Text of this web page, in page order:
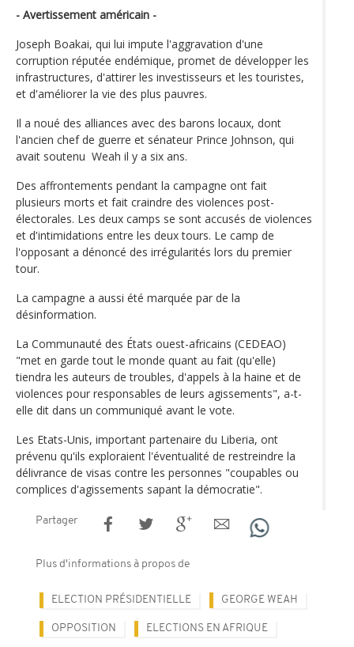
- Avertissement américain -
Joseph Boakai, qui lui impute l'aggravation d'une
corruption réputée endémique, promet de développer les
infrastructures, d'attirer les investisseurs et les touristes,
et d'améliorer la vie des plus pauvres.
Il a noué des alliances avec des barons locaux, dont
l'ancien chef de guerre et sénateur Prince Johnson, qui
avait soutenu Weah il y a six ans.
Des affrontements pendant la campagne ont fait
plusieurs morts et fait craindre des violences post-
électorales. Les deux camps se sont accusés de violences
et d'intimidations entre les deux tours. Le camp de
l'opposant a dénoncé des irrégularités lors du premier
tour.
La campagne a aussi été marquée par de la
désinformation.
La Communauté des États ouest-africains (CEDEAO)
"met en garde tout le monde quant au fait (qu'elle)
tiendra les auteurs de troubles, d'appels à la haine et de
violences pour responsables de leurs agissements", a-t-
elle dit dans un communiqué avant le vote.
Les Etats-Unis, important partenaire du Liberia, ont
prévenu qu'ils exploraient l'éventualité de restreindre la
délivrance de visas contre les personnes "coupables ou
complices d'agissements sapant la démocratie".
Partager
Plus d'informations à propos de
ELECTION PRÉSIDENTIELLE GEORGE WEAH
OPPOSITION ELECTIONS EN AFRIQUE